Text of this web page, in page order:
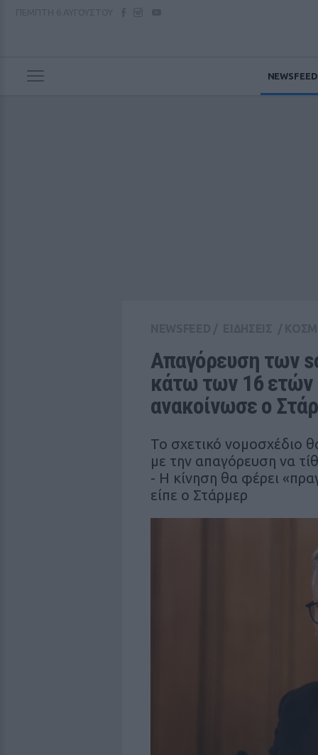
NEWSFEED
Απαγόρευση των
κάτω των 16 ετών
ανακοίνωσε ο
Το σχετικό νομοσχέδιο
με την απαγόρευση να
- Η κίνηση θα φέρει
είπε ο Στάρμερ